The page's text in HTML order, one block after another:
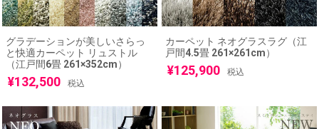
グラデーションが美しいさらっ
と快適カーペット リュストル
（江戸間6畳 261×352cm）
¥132,500 税込
カーペット ネオグラスラグ（江
戸間4.5畳 261×261cm）
¥125,900 税込